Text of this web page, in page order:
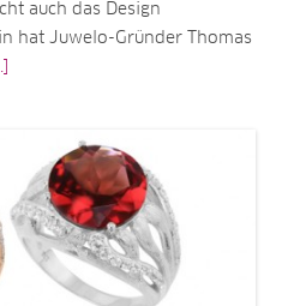
auch das Design
hat Juwelo-Gründer Thomas